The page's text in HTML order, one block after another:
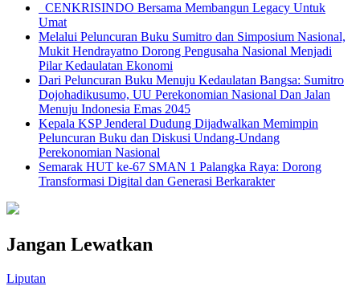
CENKRISINDO Bersama Membangun Legacy Untuk
Umat
Melalui Peluncuran Buku Sumitro dan Simposium Nasional,
Mukit Hendrayatno Dorong Pengusaha Nasional Menjadi
Pilar Kedaulatan Ekonomi
Dari Peluncuran Buku Menuju Kedaulatan Bangsa: Sumitro
Dojohadikusumo, UU Perekonomian Nasional Dan Jalan
Menuju Indonesia Emas 2045
Kepala KSP Jenderal Dudung Dijadwalkan Memimpin
Peluncuran Buku dan Diskusi Undang-Undang
Perekonomian Nasional
Semarak HUT ke-67 SMAN 1 Palangka Raya: Dorong
Transformasi Digital dan Generasi Berkarakter
Jangan Lewatkan
Liputan